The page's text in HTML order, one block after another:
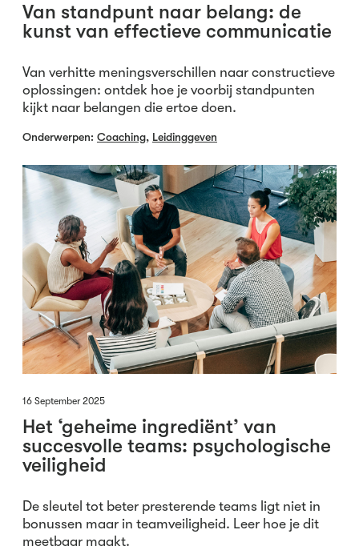
Van standpunt naar belang: de
kunst van effectieve communicatie
Van verhitte meningsverschillen naar constructieve
oplossingen: ontdek hoe je voorbij standpunten
kijkt naar belangen die ertoe doen.
Onderwerpen: Coaching, Leidinggeven
16 September 2025
Het ‘geheime ingrediënt’ van
succesvolle teams: psychologische
veiligheid
De sleutel tot beter presterende teams ligt niet in
bonussen maar in teamveiligheid. Leer hoe je dit
meetbaar maakt.